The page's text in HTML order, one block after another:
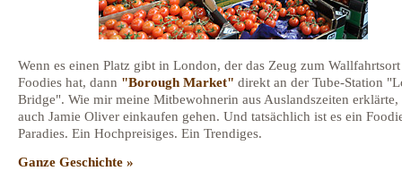
Wenn es einen Platz gibt in London, der das Zeug zum
Foodies hat, dann "Borough Market" direkt an der Tube-Station
Bridge". Wie mir meine Mitbewohnerin aus Auslandszeiten
auch Jamie Oliver einkaufen gehen. Und tatsächlich ist es ein
Paradies. Ein Hochpreisiges. Ein Trendiges.
Ganze Geschichte »